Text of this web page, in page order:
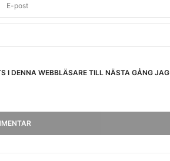
I DENNA WEBBLÄSARE TILL NÄSTA GÅNG JAG